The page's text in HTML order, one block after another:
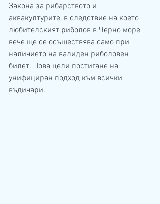
Закона за рибарството и
аквакултурите, в следствие на което
любителският риболов в Черно море
вече ще се осъществява само при
наличието на валиден риболовен
билет.  Това цели постигане на
унифициран подход към всички
въдичари.